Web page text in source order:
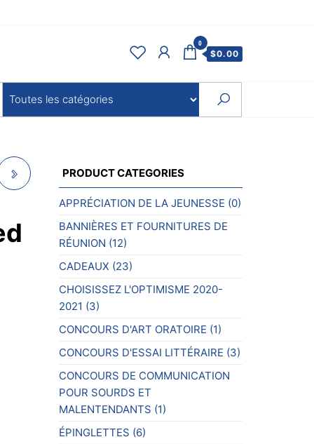
0
$0.00
PRODUCT CATEGORIES
APPRÉCIATION DE LA JEUNESSE (0)
BANNIÈRES ET FOURNITURES DE
RÉUNION (12)
CADEAUX (23)
CHOISISSEZ L'OPTIMISME 2020-
2021 (3)
CONCOURS D'ART ORATOIRE (1)
CONCOURS D'ESSAI LITTÉRAIRE (3)
CONCOURS DE COMMUNICATION
POUR SOURDS ET
MALENTENDANTS (1)
ÉPINGLETTES (6)